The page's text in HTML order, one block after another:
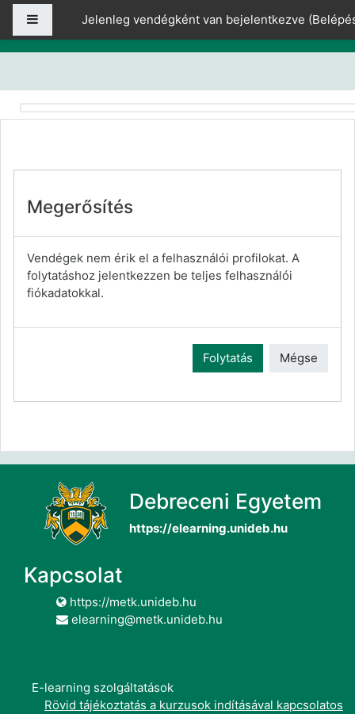
Tovább a fő tartalomhoz
OldalpanelJelenleg vendégként van bejelentkezve (
Megerősítés
Vendégek nem érik el a felhasználói profilokat. A
folytatáshoz jelentkezzen be teljes felhasználói
fiókadatokkal.
Folytatás Mégse
Debreceni Egyetem
https://elearning.unideb.hu
Kapcsolat
https://metk.unideb.hu
elearning@metk.unideb.hu
E-learning szolgáltatások
Rövid tájékoztatás a kurzusok indításával kapcsolatos